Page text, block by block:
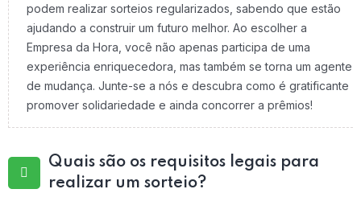
podem realizar sorteios regularizados, sabendo que estão
ajudando a construir um futuro melhor. Ao escolher a
Empresa da Hora, você não apenas participa de uma
experiência enriquecedora, mas também se torna um agente
de mudança. Junte-se a nós e descubra como é gratificante
promover solidariedade e ainda concorrer a prêmios!
Quais são os requisitos legais para
realizar um sorteio?